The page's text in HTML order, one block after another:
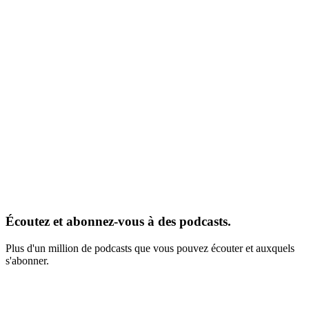
Écoutez et abonnez-vous à des podcasts.
Plus d'un million de podcasts que vous pouvez écouter et auxquels
s'abonner.